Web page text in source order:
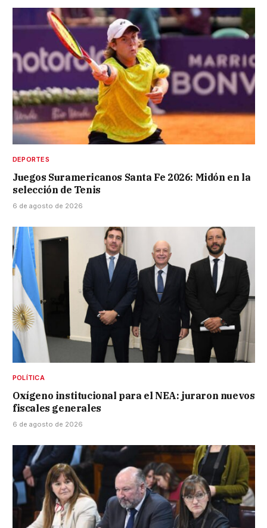
DEPORTES
Juegos Suramericanos Santa Fe 2026: Midón en la
selección de Tenis
6 de agosto de 2026
POLÍTICA
Oxígeno institucional para el NEA: juraron nuevos
fiscales generales
6 de agosto de 2026